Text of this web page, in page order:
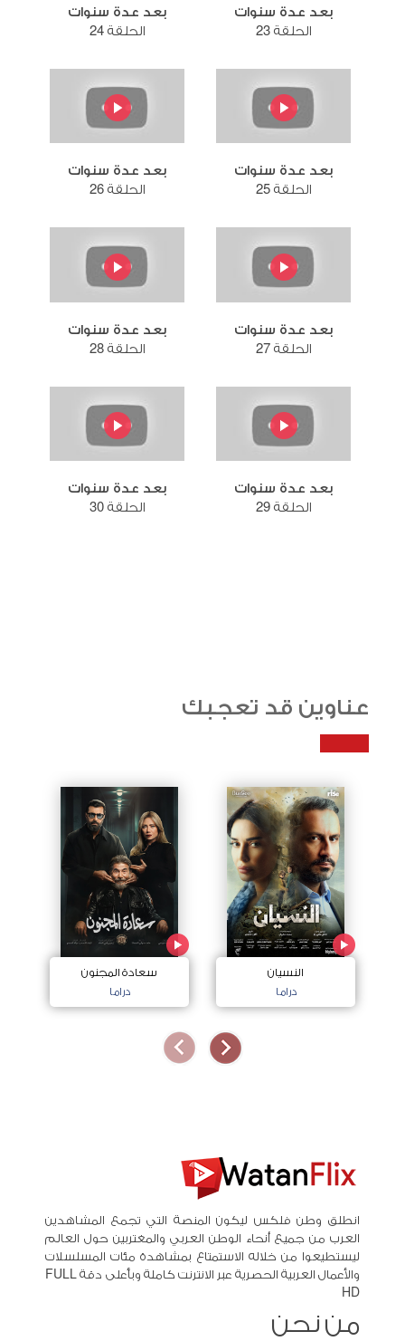
بعد عدة سنوات
الحلقة 23
بعد عدة سنوات
الحلقة 24
بعد عدة سنوات
الحلقة 25
بعد عدة سنوات
الحلقة 26
بعد عدة سنوات
الحلقة 27
بعد عدة سنوات
الحلقة 28
بعد عدة سنوات
الحلقة 29
بعد عدة سنوات
الحلقة 30
عناوين قد تعجبك
النسيان
دراما
سعادة المجنون
دراما
انطلق وطن فلكس ليكون المنصة التي تجمع المشاهدين
العرب من جميع أنحاء الوطن العربي والمغتربين حول العالم
ليستطيعوا من خلاله الاستمتاع بمشاهدة مئات المسلسلات
والأعمال العربية الحصرية عبر الانترنت كاملة وبأعلى دقة FULL
HD
من نحن